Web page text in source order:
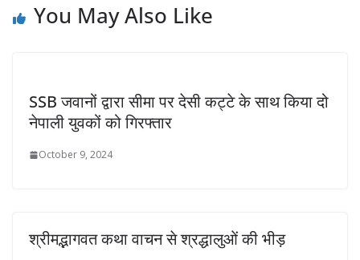
You May Also Like
SSB जवानों द्वारा सीमा पर देसी कट्टे के साथ किया दो
नेपाली युवकों को गिरफ्तार
October 9, 2024
श्रीमद्भागवत कथा वाचन से श्रद्धालुओं की भीड़